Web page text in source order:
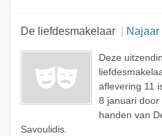
De liefdesmakelaar Najaar
Deze
aflevering 11
8 januari door
handen van
Savoulidis.